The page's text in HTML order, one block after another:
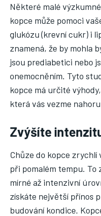
Některé malé
kopce může pomoci
glukózu (krevní cukr) i
znamená, že by mohla
jsou prediabetici nebo
onemocněním. Tyto
kopce má určité
která vás vezme
Zvýšíte
Chůze do kopce zrychlí
při pomalém tempu. To
mírné až intenzivní
získáte největší přínos
budování kondice.